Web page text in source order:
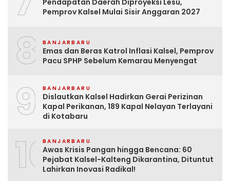
Pemprov Kalsel Mulai Sisir Anggaran 2027
8 BANJARBARU
Emas dan Beras Katrol Inflasi Kalsel, Pemprov
Pacu SPHP Sebelum Kemarau Menyengat
9 BANJARBARU
Dislautkan Kalsel Hadirkan Gerai Perizinan
Kapal Perikanan, 189 Kapal Nelayan Terlayani
di Kotabaru
10BANJARBARU
Awas Krisis Pangan hingga Bencana: 60
Pejabat Kalsel-Kalteng Dikarantina, Dituntut
Lahirkan Inovasi Radikal!